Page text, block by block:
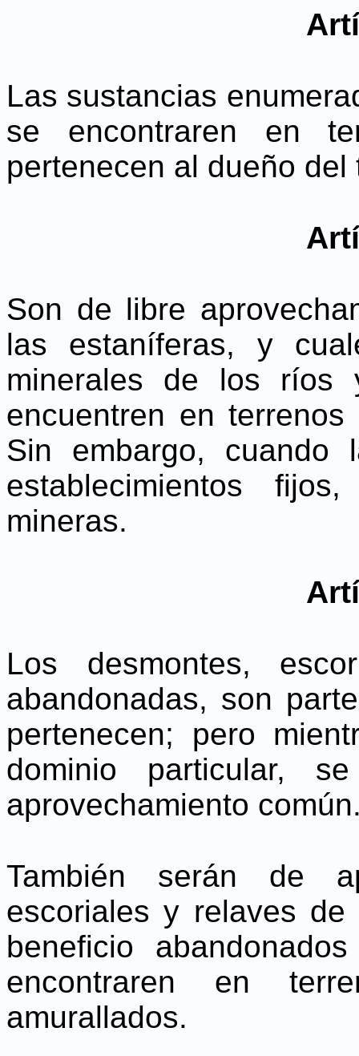
Las sustancias
se encontraren en
pertenecen al dueño del
Son de libre
las estaníferas, y
minerales de los ríos
encuentren en
Sin embargo, cuando
establecimientos
mineras.
Los desmontes,
abandonadas, son
pertenecen; pero
dominio particular,
aprovechamiento
También serán de
escoriales y relaves de
beneficio
encontraren en
amurallados.